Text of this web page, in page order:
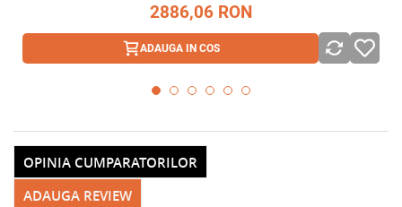
2886,06 RON
ADAUGA IN COS
ADAUGA REVIEW
OPINIA CUMPARATORILOR